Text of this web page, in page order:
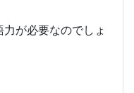
が必要なのでしょ